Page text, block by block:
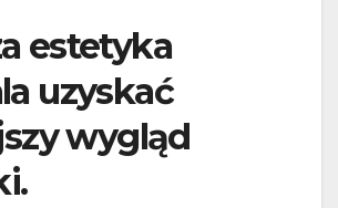
estetyka
uzyskać
wygląd